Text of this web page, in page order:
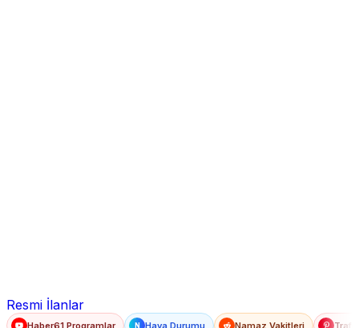
Resmi İlanlar
Haber61 Programlar N Hava Durumu Namaz Vakitleri